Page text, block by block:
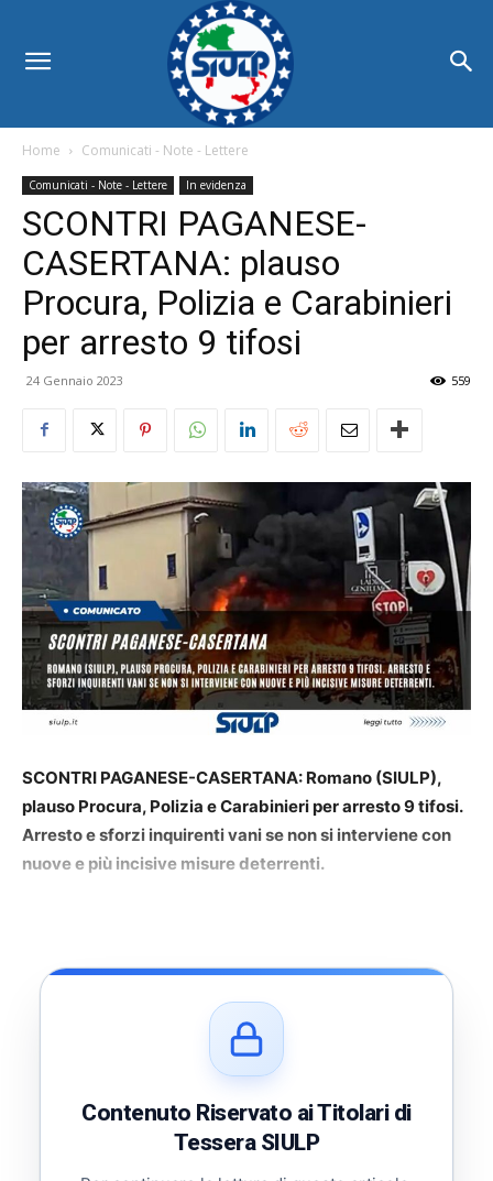
Home Comunicati - Note - Lettere
Comunicati - Note - Lettere In evidenza
SCONTRI PAGANESE-
CASERTANA: plauso
Procura, Polizia e Carabinieri
per arresto 9 tifosi
24 Gennaio 2023 559
SCONTRI PAGANESE-CASERTANA: Romano (SIULP),
plauso Procura, Polizia e Carabinieri per arresto 9 tifosi.
Arresto e sforzi inquirenti vani se non si interviene con
nuove e più incisive misure deterrenti.
Contenuto Riservato ai Titolari di
Tessera SIULP